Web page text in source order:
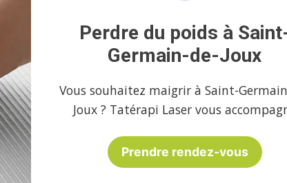
Perdre du poids à
Germain-de-Joux
Vous souhaitez maigrir à Saint-
Joux ? Tatérapi Laser vous
Prendre rendez-vous